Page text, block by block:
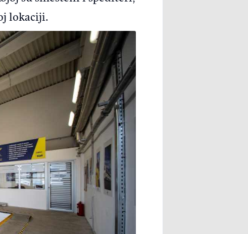
lokaciji.